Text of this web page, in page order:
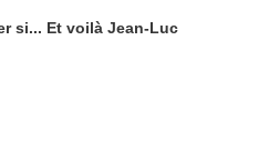
si... Et voilà Jean-Luc